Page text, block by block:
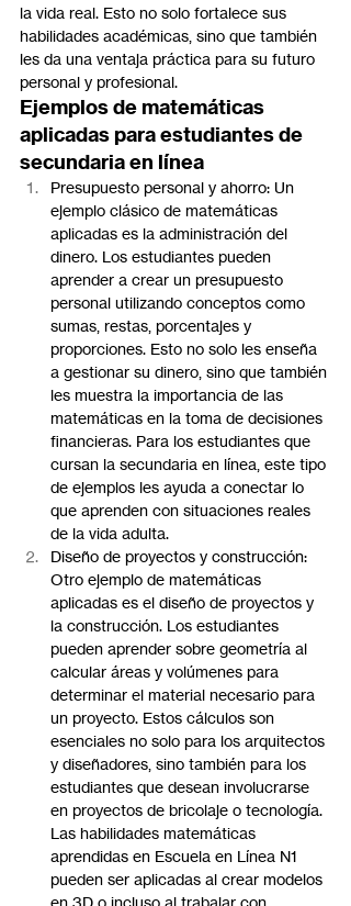
la vida real. Esto no solo fortalece sus
habilidades académicas, sino que también
les da una ventaja práctica para su futuro
personal y profesional.
Ejemplos de matemáticas
aplicadas para estudiantes de
secundaria en línea
Presupuesto personal y ahorro: Un
ejemplo clásico de matemáticas
aplicadas es la administración del
dinero. Los estudiantes pueden
aprender a crear un presupuesto
personal utilizando conceptos como
sumas, restas, porcentajes y
proporciones. Esto no solo les enseña
a gestionar su dinero, sino que también
les muestra la importancia de las
matemáticas en la toma de decisiones
financieras. Para los estudiantes que
cursan la secundaria en línea, este tipo
de ejemplos les ayuda a conectar lo
que aprenden con situaciones reales
de la vida adulta.
Diseño de proyectos y construcción:
Otro ejemplo de matemáticas
aplicadas es el diseño de proyectos y
la construcción. Los estudiantes
pueden aprender sobre geometría al
calcular áreas y volúmenes para
determinar el material necesario para
un proyecto. Estos cálculos son
esenciales no solo para los arquitectos
y diseñadores, sino también para los
estudiantes que desean involucrarse
en proyectos de bricolaje o tecnología.
Las habilidades matemáticas
aprendidas en Escuela en Línea N1
pueden ser aplicadas al crear modelos
en 3D o incluso al trabajar con